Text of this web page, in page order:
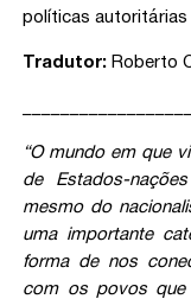
políticas autoritárias
Tradutor: Roberto
“O mundo em que
de Estados-
mesmo do
uma importante
forma de nos
com os povos que